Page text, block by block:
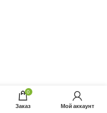
0
Заказ Мой аккаунт